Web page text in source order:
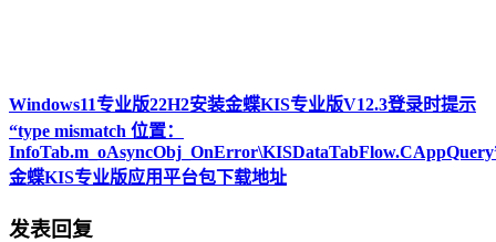
Windows11专业版22H2安装金蝶KIS专业版V12.3登录时提示
“type mismatch 位置：
金蝶KIS专业版应用平台包下载地址
发表回复